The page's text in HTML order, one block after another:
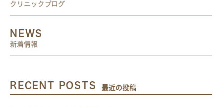
クリニックブログ
NEWS
新着情報
RECENT POSTS 最近の投稿